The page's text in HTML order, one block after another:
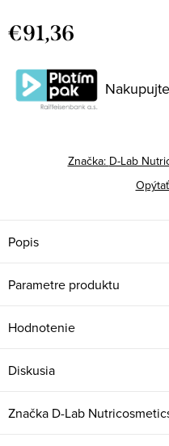
€91,36
cena:
Značka: D-Lab
Popis
Parametre produktu
Hodnotenie
Diskusia
Značka D-Lab